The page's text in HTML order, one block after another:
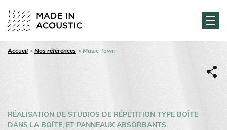
Accueil > Nos références > Music Town
RÉALISATION DE STUDIOS DE RÉPÉTITION TYPE BOÎTE
DANS LA BOÎTE, ET PANNEAUX ABSORBANTS.